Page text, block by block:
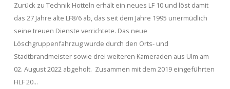
Zurück zu Technik Hotteln erhält ein neues LF 10 und löst damit
das 27 Jahre alte LF8/6 ab, das seit dem Jahre 1995 unermüdlich
seine treuen Dienste verrichtete. Das neue
Löschgruppenfahrzug wurde durch den Orts- und
Stadtbrandmeister sowie drei weiteren Kameraden aus Ulm am
02. August 2022 abgeholt. Zusammen mit dem 2019 eingeführten
HLF 20...